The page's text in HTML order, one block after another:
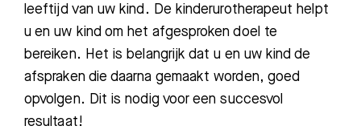
leeftijd van uw kind. De kinderurotherapeut helpt
u en uw kind om het afgesproken doel te
bereiken. Het is belangrijk dat u en uw kind de
afspraken die daarna gemaakt worden, goed
opvolgen. Dit is nodig voor een succesvol
resultaat!